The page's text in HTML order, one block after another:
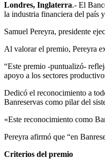
Londres, Inglaterra.- El
la industria financiera del país
Samuel Pereyra, presidente
Al valorar el premio, Pereyra
“Este premio -puntualizó-
apoyo a los sectores
Dedicó el reconocimiento a
Banreservas como pilar del
«Este reconocimiento como
Pereyra afirmó que “en
Criterios del premio